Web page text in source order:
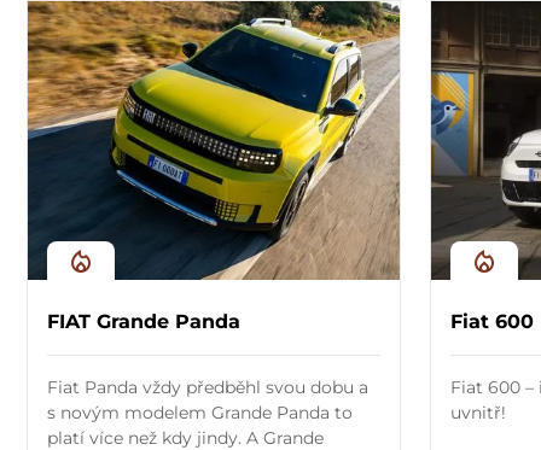
FIAT Grande Panda
Fiat Panda vždy předběhl svou dobu a
s novým modelem Grande Panda to
platí více než kdy jindy. A Grande
Fiat 600
Fiat 600 –
uvnitř!